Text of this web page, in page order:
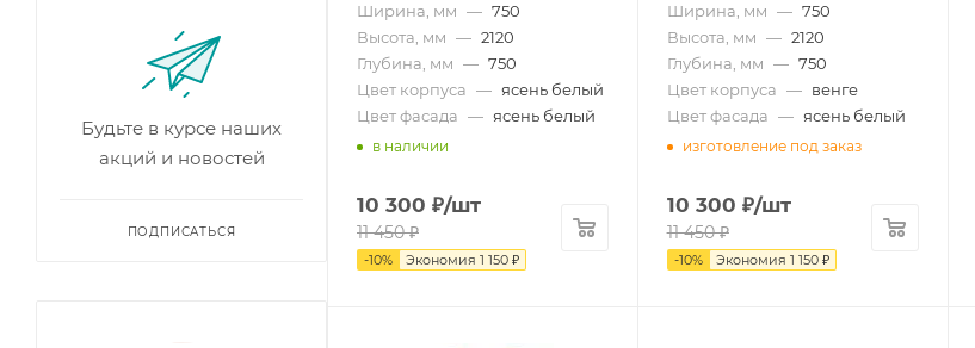
Ширина, мм — 750
Высота, мм — 2120
Глубина, мм — 750
Цвет корпуса — ясень белый
Цвет фасада — ясень белый
в наличии
10 300 ₽/шт
11 450₽
-10% Экономия 1 150 ₽
Ширина, мм — 750
Высота, мм — 2120
Глубина, мм — 750
Цвет корпуса — венге
Цвет фасада — ясень белый
изготовление под заказ
10 300 ₽/шт
11 450₽
-10% Экономия 1 150₽
Будьте в курсе наших
акций и новостей
ПОДПИСАТЬСЯ